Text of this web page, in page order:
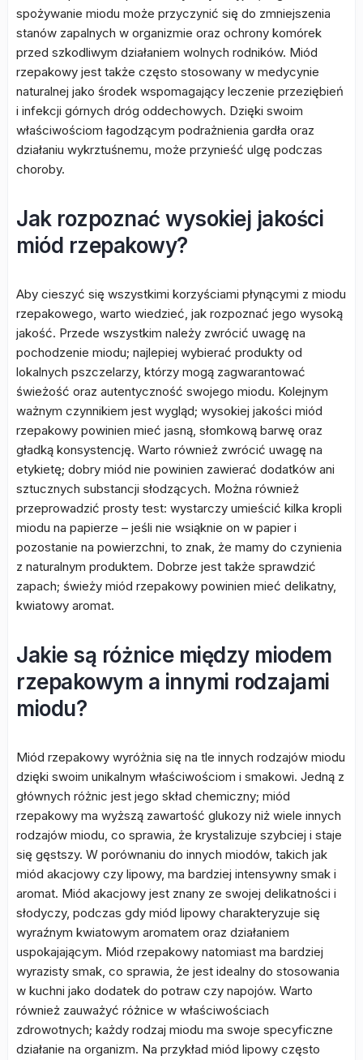
spożywanie miodu może przyczynić się do zmniejszenia
stanów zapalnych w organizmie oraz ochrony komórek
przed szkodliwym działaniem wolnych rodników. Miód
rzepakowy jest także często stosowany w medycynie
naturalnej jako środek wspomagający leczenie przeziębień
i infekcji górnych dróg oddechowych. Dzięki swoim
właściwościom łagodzącym podrażnienia gardła oraz
działaniu wykrztuśnemu, może przynieść ulgę podczas
choroby.
Jak rozpoznać wysokiej jakości
miód rzepakowy?
Aby cieszyć się wszystkimi korzyściami płynącymi z miodu
rzepakowego, warto wiedzieć, jak rozpoznać jego wysoką
jakość. Przede wszystkim należy zwrócić uwagę na
pochodzenie miodu; najlepiej wybierać produkty od
lokalnych pszczelarzy, którzy mogą zagwarantować
świeżość oraz autentyczność swojego miodu. Kolejnym
ważnym czynnikiem jest wygląd; wysokiej jakości miód
rzepakowy powinien mieć jasną, słomkową barwę oraz
gładką konsystencję. Warto również zwrócić uwagę na
etykietę; dobry miód nie powinien zawierać dodatków ani
sztucznych substancji słodzących. Można również
przeprowadzić prosty test: wystarczy umieścić kilka kropli
miodu na papierze – jeśli nie wsiąknie on w papier i
pozostanie na powierzchni, to znak, że mamy do czynienia
z naturalnym produktem. Dobrze jest także sprawdzić
zapach; świeży miód rzepakowy powinien mieć delikatny,
kwiatowy aromat.
Jakie są różnice między miodem
rzepakowym a innymi rodzajami
miodu?
Miód rzepakowy wyróżnia się na tle innych rodzajów miodu
dzięki swoim unikalnym właściwościom i smakowi. Jedną z
głównych różnic jest jego skład chemiczny; miód
rzepakowy ma wyższą zawartość glukozy niż wiele innych
rodzajów miodu, co sprawia, że krystalizuje szybciej i staje
się gęstszy. W porównaniu do innych miodów, takich jak
miód akacjowy czy lipowy, ma bardziej intensywny smak i
aromat. Miód akacjowy jest znany ze swojej delikatności i
słodyczy, podczas gdy miód lipowy charakteryzuje się
wyraźnym kwiatowym aromatem oraz działaniem
uspokajającym. Miód rzepakowy natomiast ma bardziej
wyrazisty smak, co sprawia, że jest idealny do stosowania
w kuchni jako dodatek do potraw czy napojów. Warto
również zauważyć różnice w właściwościach
zdrowotnych; każdy rodzaj miodu ma swoje specyficzne
działanie na organizm. Na przykład miód lipowy często